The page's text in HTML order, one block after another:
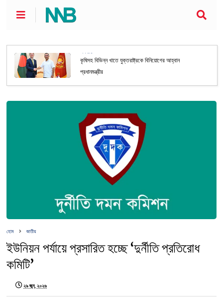
কৃষিসহ বিভিন্ন খাতে যুক্তরাষ্ট্রকে বিনিয়োগের আহ্বান
প্রধানমন্ত্রীর
হোম জাতীয়
ইউনিয়ন পর্যায়ে প্রসারিত হচ্ছে ‘দুর্নীতি প্রতিরোধ
কমিটি’
২৯ জুন, ২০২৬